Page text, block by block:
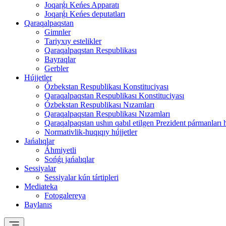
Joqarǵı Keńes Apparatı
Joqarǵı Keńes deputatları
Qaraqalpaqstan
Gimnler
Tariyxıy estelikler
Qaraqalpaqstan Respublikası
Bayraqlar
Gerbler
Hújjetler
Ózbekstan Respublikası Konstituciyası
Qaraqalpaqstan Respublikası Konstituciyası
Ózbekstan Respublikası Nızamları
Qaraqalpaqstan Respublikası Nızamları
Qaraqalpaqstan ushın qabıl etilgen Prezident pármanları
Normativlik-huqıqıy hújjetler
Jańalıqlar
Áhmiyetli
Sońǵı jańalıqlar
Sessiyalar
Sessiyalar kún tártipleri
Mediateka
Fotogalereya
Baylanıs